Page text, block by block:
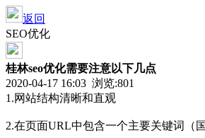
返回
SEO优化
桂林seo优化需要注意以下几点
2020-04-17 16:03 浏览:801
1.网站结构清晰和直观
2.在页面URL中包含一个主要关键词（